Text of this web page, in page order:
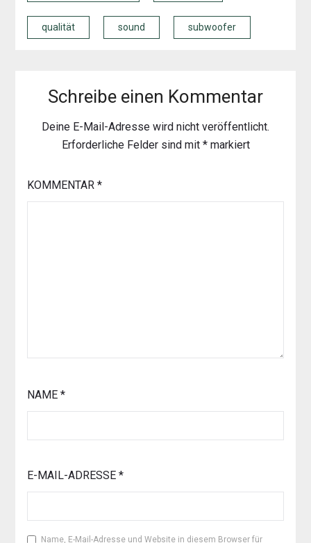
qualität sound subwoofer
Schreibe einen Kommentar
Deine E-Mail-Adresse wird nicht veröffentlicht.
Erforderliche Felder sind mit *markiert
KOMMENTAR *
NAME *
E-MAIL-ADRESSE *
Name, E-Mail-Adresse und Website in diesem Browser für